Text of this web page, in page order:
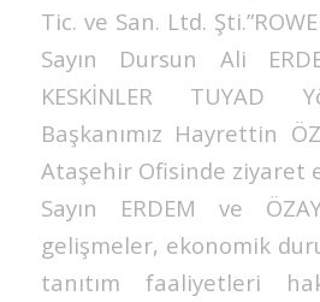
Tic. ve San. Ltd.
Sayın Dursun Ali
KESKİNLER TUYAD
Başkanımız Hayrettin
Ataşehir Ofisinde ziyaret
Sayın ERDEM ve
gelişmeler, ekonomik
tanıtım faaliyetleri